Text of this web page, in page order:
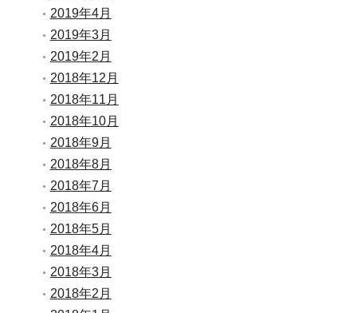
2019年4月
2019年3月
2019年2月
2018年12月
2018年11月
2018年10月
2018年9月
2018年8月
2018年7月
2018年6月
2018年5月
2018年4月
2018年3月
2018年2月